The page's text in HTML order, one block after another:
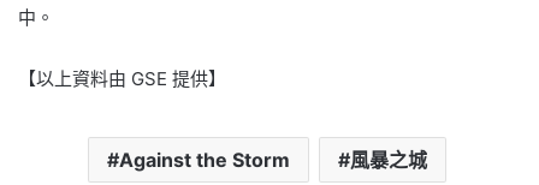
中。
【以上資料由 GSE 提供】
Against the Storm 風暴之城